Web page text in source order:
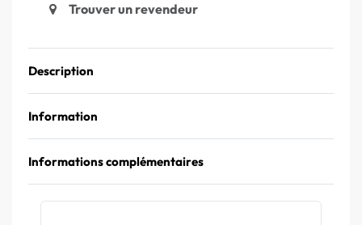
Trouver un revendeur
Description
Information
Informations complémentaires